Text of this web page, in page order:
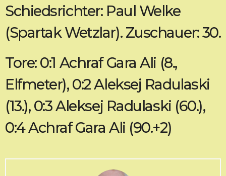
Schiedsrichter: Paul Welke
(Spartak Wetzlar). Zuschauer: 30.
Tore: 0:1 Achraf Gara Ali (8.,
Elfmeter), 0:2 Aleksej Radulaski
(13.), 0:3 Aleksej Radulaski (60.),
0:4 Achraf Gara Ali (90.+2)